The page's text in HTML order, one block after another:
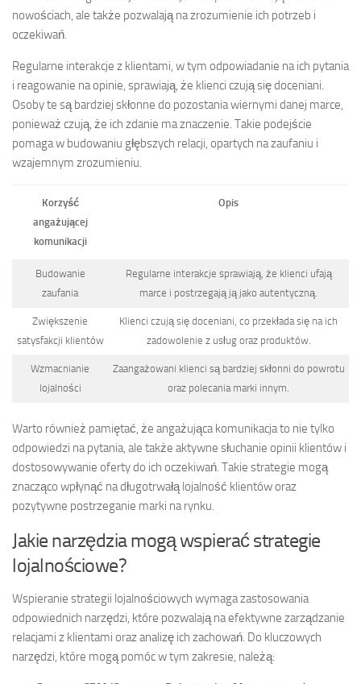
nowościach, ale także pozwalają na zrozumienie ich potrzeb i
oczekiwań.
Regularne interakcje z klientami, w tym odpowiadanie na ich pytania
i reagowanie na opinie, sprawiają, że klienci czują się doceniani.
Osoby te są bardziej skłonne do pozostania wiernymi danej marce,
ponieważ czują, że ich zdanie ma znaczenie. Takie podejście
pomaga w budowaniu głębszych relacji, opartych na zaufaniu i
wzajemnym zrozumieniu.
Korzyść
angażującej
komunikacji
Opis
Budowanie
zaufania
Regularne interakcje sprawiają, że klienci ufają
marce i postrzegają ją jako autentyczną.
Zwiększenie
satysfakcji klientów
Klienci czują się doceniani, co przekłada się na ich
zadowolenie z usług oraz produktów.
Wzmacnianie
lojalności
Zaangażowani klienci są bardziej skłonni do powrotu
oraz polecania marki innym.
Warto również pamiętać, że angażująca komunikacja to nie tylko
odpowiedzi na pytania, ale także aktywne słuchanie opinii klientów i
dostosowywanie oferty do ich oczekiwań. Takie strategie mogą
znacząco wpłynąć na długotrwałą lojalność klientów oraz
pozytywne postrzeganie marki na rynku.
Jakie narzędzia mogą wspierać strategie
lojalnościowe?
Wspieranie strategii lojalnościowych wymaga zastosowania
odpowiednich narzędzi, które pozwalają na efektywne zarządzanie
relacjami z klientami oraz analizę ich zachowań. Do kluczowych
narzędzi, które mogą pomóc w tym zakresie, należą: